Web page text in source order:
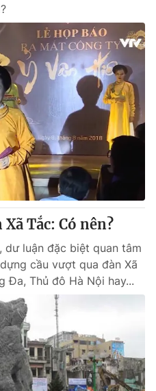
Việt Nam
điện tử số 483/GP-BTTTT
Hạnh, Phạm Quốc Thắng,
024.38 355 932
897 897
Tắc: Có nên?
dư luận đặc biệt quan tâm
cầu vượt qua đàn Xã
Đa, Thủ đô Hà Nội hay...